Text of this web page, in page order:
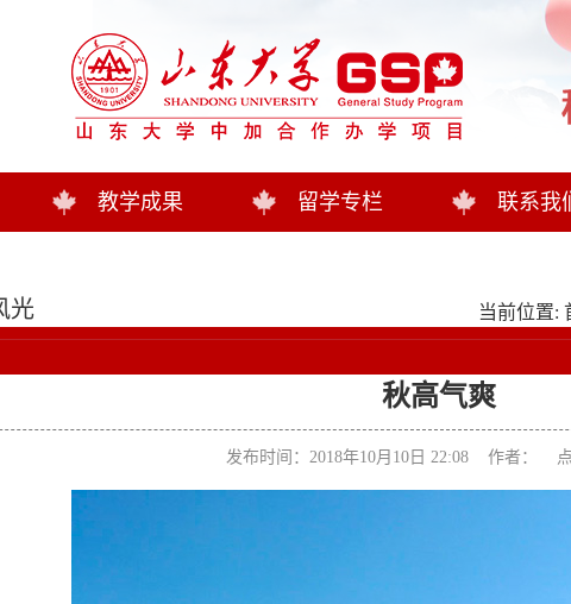
教学成果 留学专栏 联系我
光 当前位置:
秋高气爽
发布时间：2018年10月10日 22:08 作者：